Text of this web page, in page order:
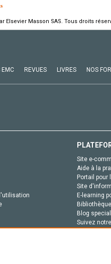
Elsevier Masson SAS. Tous droits
EMC REVUES LIVRES NOS
Site e-
Aide à la
Portail
Site
E-learning
Blog special
Suivez